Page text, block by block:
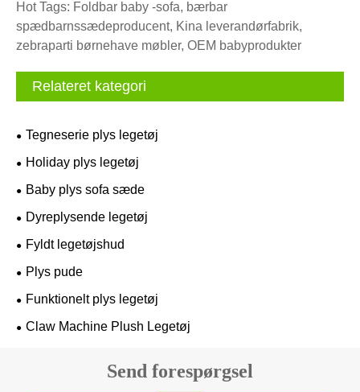
Hot Tags: Foldbar baby -sofa, bærbar
spædbarnssædeproducent, Kina leverandørfabrik,
zebraparti børnehave møbler, OEM babyprodukter
Relateret kategori
Tegneserie plys legetøj
Holiday plys legetøj
Baby plys sofa sæde
Dyreplysende legetøj
Fyldt legetøjshud
Plys pude
Funktionelt plys legetøj
Claw Machine Plush Legetøj
Send forespørgsel